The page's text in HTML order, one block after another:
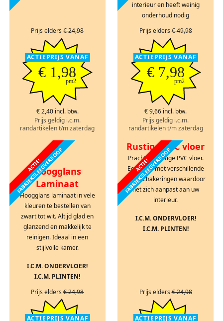
Prijs elders€ 24,98
ACTIEPRIJS VANAF
€ 1,98
pm2
€ 2,40 incl. btw.
Prijs geldig i.c.m.
randartikelen t/m zaterdag
interieur en heeft weinig
onderhoud nodig
Prijs elders€ 49,98
ACTIEPRIJS VANAF
€ 7,98
pm2
€ 9,66 incl. btw.
Prijs geldig i.c.m.
randartikelen t/m zaterdag
ACTIE!
FABRIEKSLEEGVERKOOP
Hoogglans
Laminaat
Hoogglans laminaat in vele
kleuren te bestellen van
zwart tot wit. Altijd glad en
glanzend en makkelijk te
reinigen. Ideaal in een
stijlvolle kamer.
I.C.M. ONDERVLOER!
I.C.M. PLINTEN!
Prijs elders€ 24,98
ACTIEPRIJS VANAF
ACTIE!
FABRIEKSLEEGVERKOOP
Rustige PVC vloer
Prachtige rustige PVC vloer.
Een vloer met verschillende
kleurschakeringen waardoor
het zich aanpast aan uw
interieur.
I.C.M. ONDERVLOER!
I.C.M. PLINTEN!
Prijs elders€ 24,98
ACTIEPRIJS VANAF